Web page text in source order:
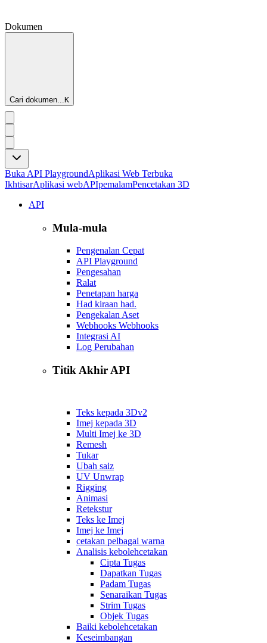
Dokumen
Cari dokumen...K
Buka API PlaygroundAplikasi Web Terbuka
IkhtisarAplikasi webAPIpemalamPencetakan 3D
API
Mula-mula
Pengenalan Cepat
API Playground
Pengesahan
Ralat
Penetapan harga
Had kiraan had.
Pengekalan Aset
Webhooks Webhooks
Integrasi AI
Log Perubahan
Titik Akhir API
Teks kepada 3Dv2
Imej kepada 3D
Multi Imej ke 3D
Remesh
Tukar
Ubah saiz
UV Unwrap
Rigging
Animasi
Retekstur
Teks ke Imej
Imej ke Imej
cetakan pelbagai warna
Analisis kebolehcetakan
Cipta Tugas
Dapatkan Tugas
Padam Tugas
Senaraikan Tugas
Strim Tugas
Objek Tugas
Baiki kebolehcetakan
Keseimbangan